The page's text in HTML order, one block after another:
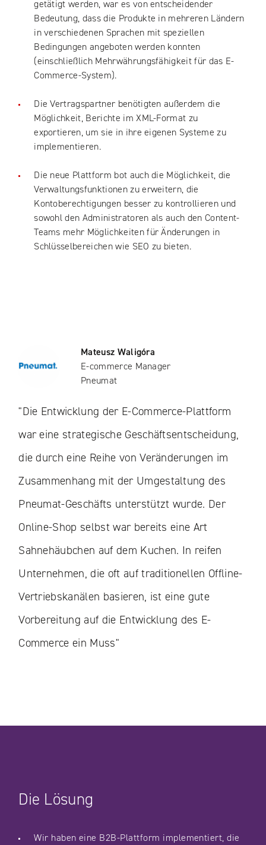
getätigt werden, war es von entscheidender
Bedeutung, dass die Produkte in mehreren Ländern
in verschiedenen Sprachen mit speziellen
Bedingungen angeboten werden konnten
(einschließlich Mehrwährungsfähigkeit für das E-
Commerce-System).
Die Vertragspartner benötigten außerdem die
Möglichkeit, Berichte im XML-Format zu
exportieren, um sie in ihre eigenen Systeme zu
implementieren.
Die neue Plattform bot auch die Möglichkeit, die
Verwaltungsfunktionen zu erweitern, die
Kontoberechtigungen besser zu kontrollieren und
sowohl den Administratoren als auch den Content-
Teams mehr Möglichkeiten für Änderungen in
Schlüsselbereichen wie SEO zu bieten.
Mateusz Waligóra
E-commerce Manager
Pneumat
"Die Entwicklung der E-Commerce-Plattform
war eine strategische Geschäftsentscheidung,
die durch eine Reihe von Veränderungen im
Zusammenhang mit der Umgestaltung des
Pneumat-Geschäfts unterstützt wurde. Der
Online-Shop selbst war bereits eine Art
Sahnehäubchen auf dem Kuchen. In reifen
Unternehmen, die oft auf traditionellen Offline-
Vertriebskanälen basieren, ist eine gute
Vorbereitung auf die Entwicklung des E-
Commerce ein Muss"
Die Lösung
Wir haben eine B2B-Plattform implementiert, die